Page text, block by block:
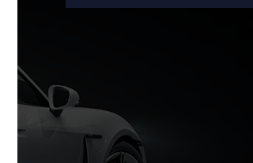
ใหญ่สัญชาติญี่ปุ่นอย่าง TOYOTA ยัง
ทิ้งห่างคู่แข่งอย่างขาดลอย รายละเอียด
จากสถิติ: - ภาพรวมแบรนด์: TOYOTA
คว้าอันดับ 1 ยอดจดทะเบียนรวมทุก
ประเภทที่ 19,564 คัน คิดเป็นสัดส่วน